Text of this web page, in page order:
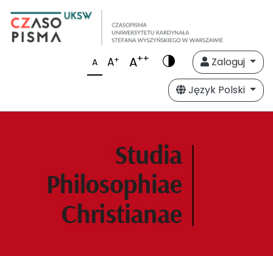
A A+ A++
Zaloguj
Język Polski